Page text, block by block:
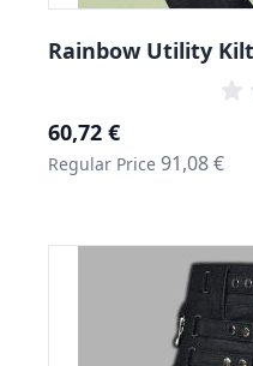
Rainbow Utility
Special Price
60,72 €
Regular Price 91,08 €